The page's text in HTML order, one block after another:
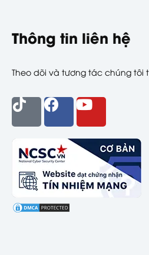
Thông tin liên hệ
Theo dõi và tương tác chúng tôi